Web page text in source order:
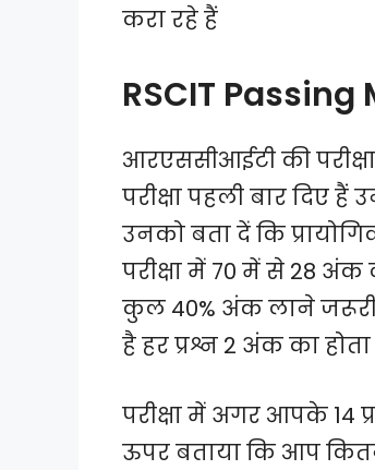
करा रहे हैं
RSCIT Passing
आरएससीआईटी की
परीक्षा पहली बार दिए
उनको बता दें कि
परीक्षा में 70 में से 28
कुल 40% अंक लाने जरूरी
है हर प्रश्न 2 अंक का होता
परीक्षा में अगर आपके 14
ऊपर बताया कि आप